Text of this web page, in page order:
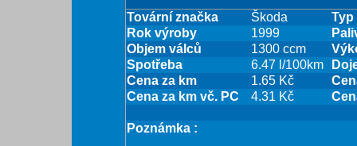
Tovární značka Škoda
Typ
Rok výroby
1999
Objem válců
1300 ccm
Spotřeba
6.47 l/100km
Cena za km
1.65 Kč
Cena za km vč. PC
4.31 Kč
Poznámka :